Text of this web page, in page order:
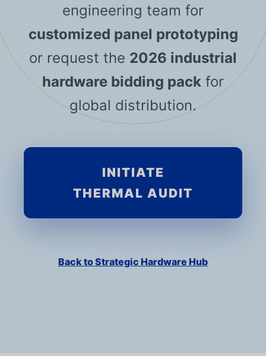
engineering team for
customized panel prototyping
or request the 2026 industrial
hardware bidding pack for
global distribution.
INITIATE
THERMAL AUDIT
Back to Strategic Hardware Hub